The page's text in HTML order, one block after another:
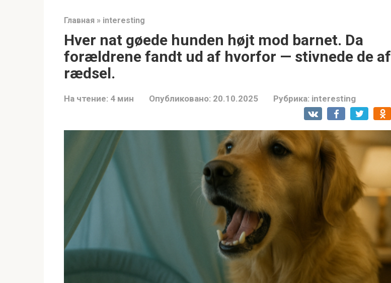
Главная » interesting
Hver nat gøede hunden højt mod barnet. Da
forældrene fandt ud af hvorfor — stivnede de af
rædsel.
На чтение: 4 мин Опубликовано: 20.10.2025 Рубрика: interesting